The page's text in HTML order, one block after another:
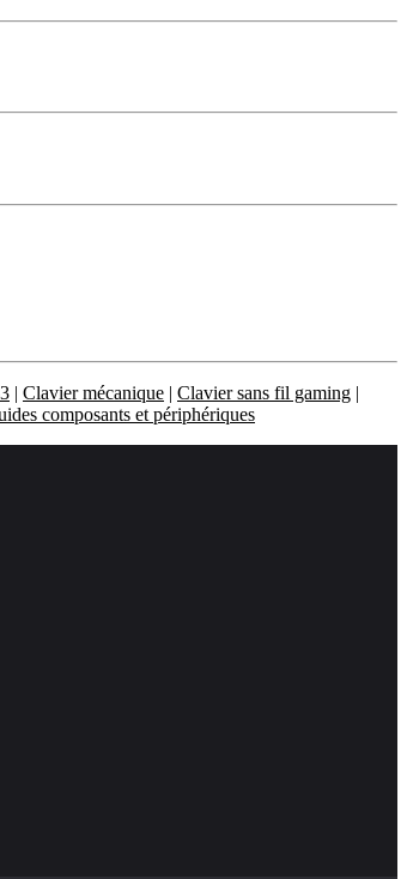
| Clavier mécanique | Clavier sans fil gaming |
composants et périphériques